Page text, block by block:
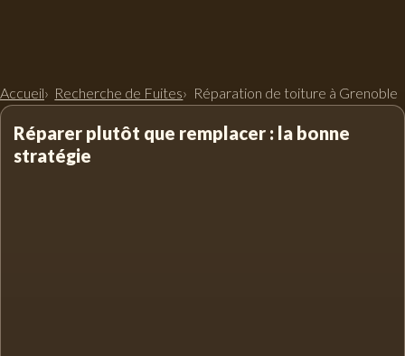
Accueil Recherche de Fuites Réparation de toiture à Grenoble
Réparer plutôt que remplacer : la bonne
stratégie